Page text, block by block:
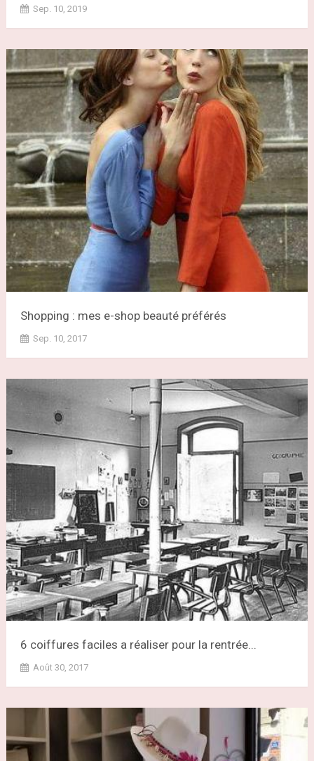
Sep. 10, 2019
Shopping : mes e-shop beauté préférés
Sep. 10, 2017
6 coiffures faciles a réaliser pour la rentrée...
Août 30, 2017